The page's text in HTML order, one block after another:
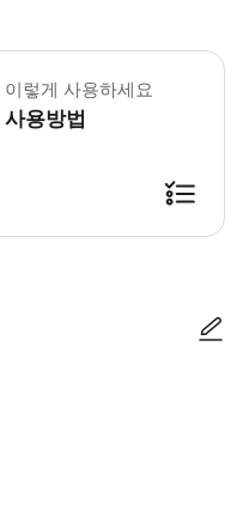
이 규정 - 3세 미만 어린이는 무
이렇게 사용하세요
사용방법